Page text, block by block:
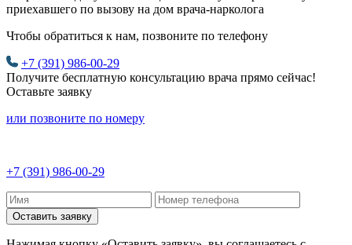
приехавшего по вызову на дом врача-нарколога
Чтобы обратиться к нам, позвоните по телефону
+7 (391) 986-00-29
Получите бесплатную консультацию врача прямо сейчас!
Оставьте заявку
или позвоните по номеру
+7 (391) 986-00-29
Оставить заявку